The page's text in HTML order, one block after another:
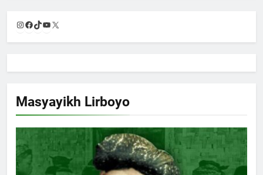
Instagram
Facebook
TikTok
YouTube
Masyayikh Lirboyo